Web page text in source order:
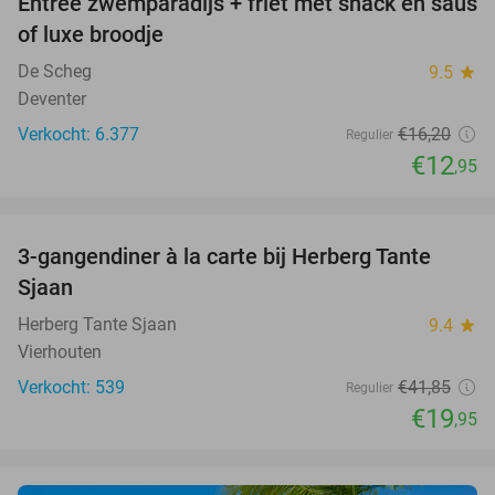
20%
of luxe broodje
De Scheg 9.5 star
Deventer
Verkocht: 6.377
Regulier €16,20
€12,95
52%
3-gangendiner à la carte bij Herberg Tante
Sjaan
Herberg Tante Sjaan 9.4 star
Vierhouten
Verkocht: 539
Regulier €41,85
€19,95